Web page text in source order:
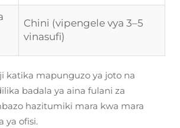
Chini (vipengele vya 3–5
vinasufi)
katika mapunguzo ya joto na
badala ya aina fulani za
hazitumiki mara kwa mara
ya ofisi.